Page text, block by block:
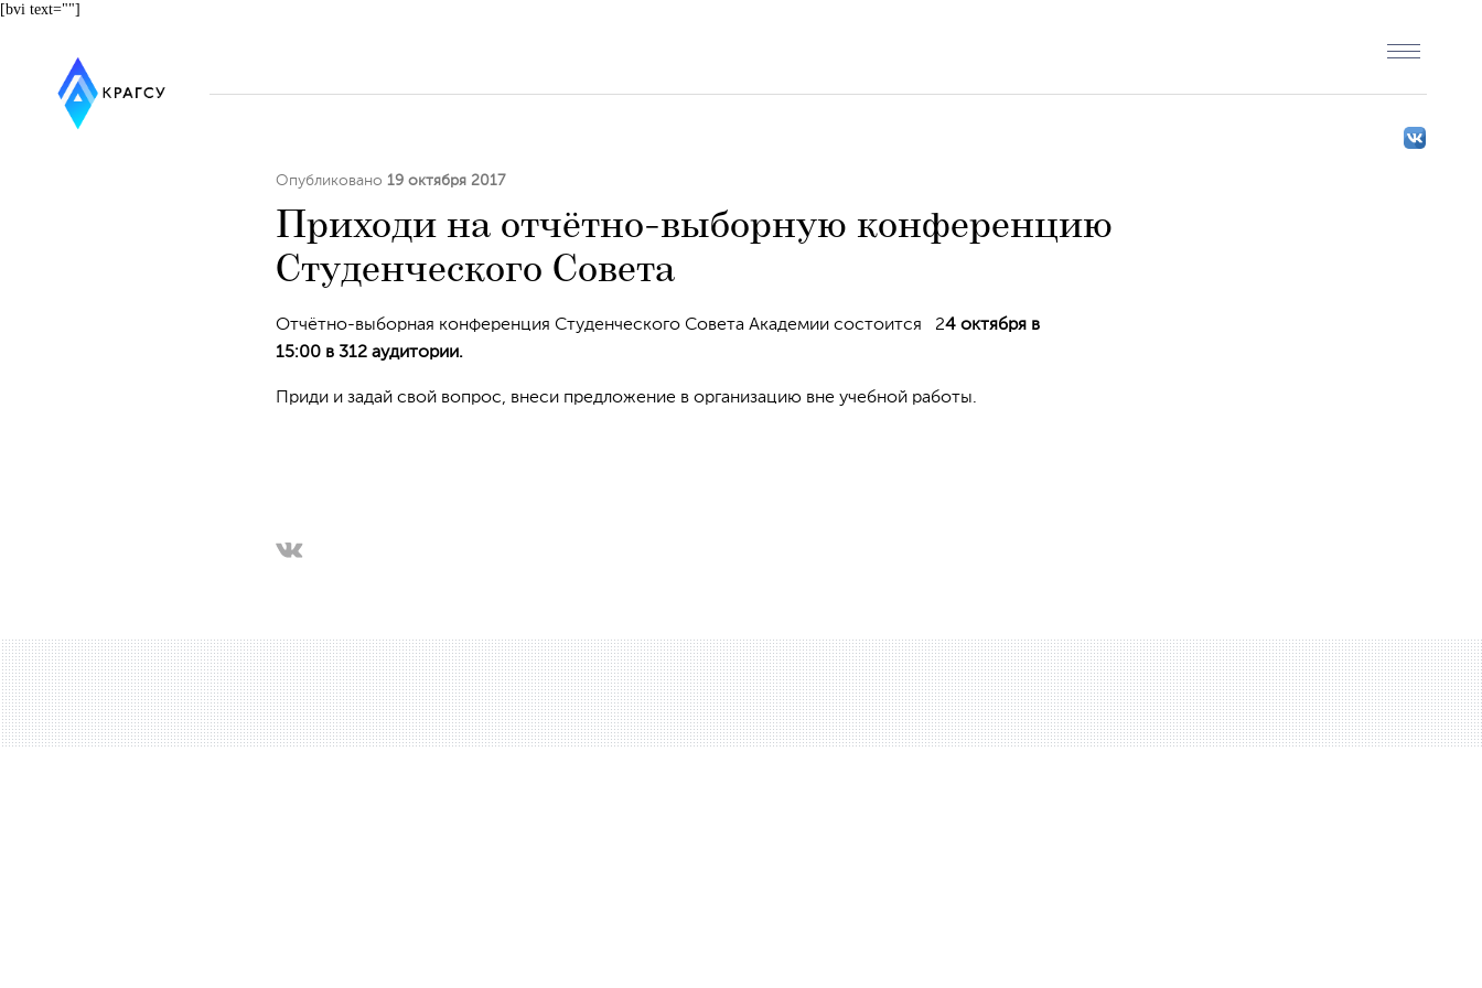
[bvi text=""]
Опубликовано 19 октября 2017
Приходи на отчётно-выборную конференцию
Студенческого Совета
Отчётно-выборная конференция Студенческого Совета Академии состоится 24 октября в
15:00 в 312 аудитории.
Приди и задай свой вопрос, внеси предложение в организацию вне учебной работы.